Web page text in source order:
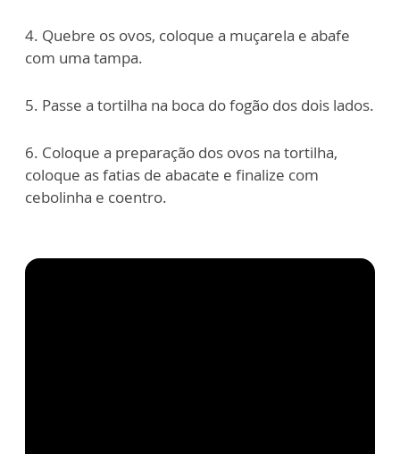
4. Quebre os ovos, coloque a muçarela e abafe
com uma tampa.
5. Passe a tortilha na boca do fogão dos dois lados.
6. Coloque a preparação dos ovos na tortilha,
coloque as fatias de abacate e finalize com
cebolinha e coentro.